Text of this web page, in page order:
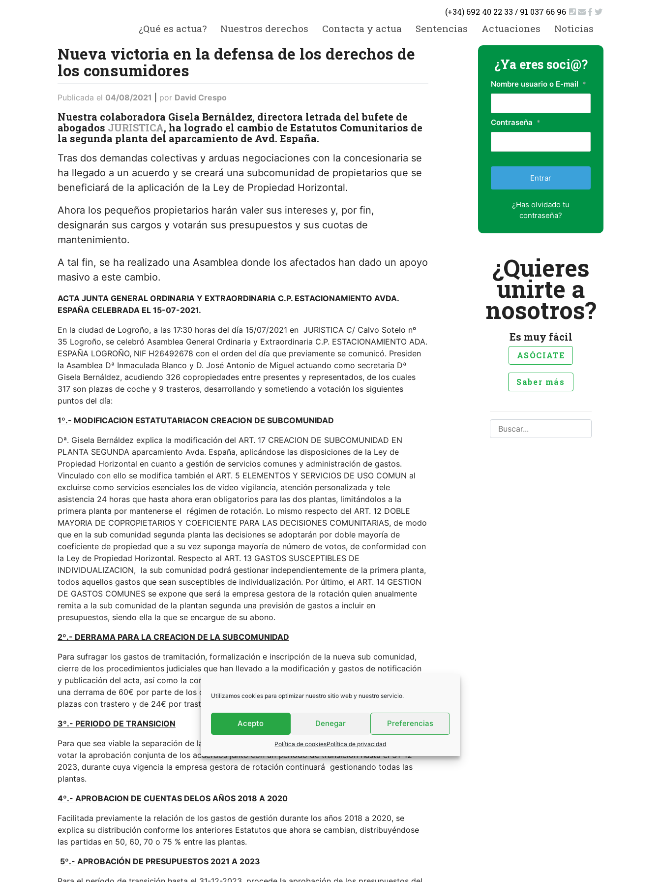
Utilizamos cookies para optimizar nuestro sitio web y nuestro servicio.
Acepto Denegar Preferencias
Política de cookiesPolítica de privacidad
(+34) 692 40 22 33 / 91 037 66 96
¿Qué es actua? Nuestros derechos Contacta y actua Sentencias Actuaciones Noticias
Nueva victoria en la defensa de los derechos de
los consumidores
Publicada el 04/08/2021 por David Crespo
Nuestra colaboradora Gisela Bernáldez, directora letrada del bufete de
abogados JURISTICA, ha logrado el cambio de Estatutos Comunitarios de
la segunda planta del aparcamiento de Avd. España.
Tras dos demandas colectivas y arduas negociaciones con la concesionaria se
ha llegado a un acuerdo y se creará una subcomunidad de propietarios que se
beneficiará de la aplicación de la Ley de Propiedad Horizontal.
Ahora los pequeños propietarios harán valer sus intereses y, por fin,
designarán sus cargos y votarán sus presupuestos y sus cuotas de
mantenimiento.
A tal fin, se ha realizado una Asamblea donde los afectados han dado un apoyo
masivo a este cambio.
ACTA JUNTA GENERAL ORDINARIA Y EXTRAORDINARIA C.P. ESTACIONAMIENTO AVDA.
ESPAÑA CELEBRADA EL 15-07-2021.
En la ciudad de Logroño, a las 17:30 horas del día 15/07/2021 en JURISTICA C/ Calvo Sotelo nº
35 Logroño, se celebró Asamblea General Ordinaria y Extraordinaria C.P. ESTACIONAMIENTO ADA.
ESPAÑA LOGROÑO, NIF H26492678 con el orden del día que previamente se comunicó. Presiden
la Asamblea Dª Inmaculada Blanco y D. José Antonio de Miguel actuando como secretaria Dª
Gisela Bernáldez, acudiendo 326 copropiedades entre presentes y representados, de los cuales
317 son plazas de coche y 9 trasteros, desarrollando y sometiendo a votación los siguientes
puntos del día:
1º.- MODIFICACION ESTATUTARIACON CREACION DE SUBCOMUNIDAD
Dª. Gisela Bernáldez explica la modificación del ART. 17 CREACION DE SUBCOMUNIDAD EN
PLANTA SEGUNDA aparcamiento Avda. España, aplicándose las disposiciones de la Ley de
Propiedad Horizontal en cuanto a gestión de servicios comunes y administración de gastos.
Vinculado con ello se modifica también el ART. 5 ELEMENTOS Y SERVICIOS DE USO COMUN al
excluirse como servicios esenciales los de video vigilancia, atención personalizada y tele
asistencia 24 horas que hasta ahora eran obligatorios para las dos plantas, limitándolos a la
primera planta por mantenerse el régimen de rotación. Lo mismo respecto del ART. 12 DOBLE
MAYORIA DE COPROPIETARIOS Y COEFICIENTE PARA LAS DECISIONES COMUNITARIAS, de modo
que en la sub comunidad segunda planta las decisiones se adoptarán por doble mayoría de
coeficiente de propiedad que a su vez suponga mayoría de número de votos, de conformidad con
la Ley de Propiedad Horizontal. Respecto al ART. 13 GASTOS SUSCEPTIBLES DE
INDIVIDUALIZACION, la sub comunidad podrá gestionar independientemente de la primera planta,
todos aquellos gastos que sean susceptibles de individualización. Por último, el ART. 14 GESTION
DE GASTOS COMUNES se expone que será la empresa gestora de la rotación quien anualmente
remita a la sub comunidad de la plantan segunda una previsión de gastos a incluir en
presupuestos, siendo ella la que se encargue de su abono.
2º.- DERRAMA PARA LA CREACION DE LA SUBCOMUNIDAD
Para sufragar los gastos de tramitación, formalización e inscripción de la nueva sub comunidad,
cierre de los procedimientos judiciales que han llevado a la modificación y gastos de notificación
y publicación del acta, así como la constitución de un Fondo de Reserva, se acuerda el abono de
una derrama de 60€ por parte de los copropietarios de plazas de garaje, de 76,80€ para las
plazas con trastero y de 24€ por trastero que estén en la segunda planta.
3º.- PERIODO DE TRANSICION
Para que sea viable la separación de las dos plantas y la creación de la sub comunidad se debe
votar la aprobación conjunta de los acuerdos junto con un periodo de transición hasta el 31-12-
2023, durante cuya vigencia la empresa gestora de rotación continuará gestionando todas las
plantas.
4º.- APROBACION DE CUENTAS DELOS AÑOS 2018 A 2020
Facilitada previamente la relación de los gastos de gestión durante los años 2018 a 2020, se
explica su distribución conforme los anteriores Estatutos que ahora se cambian, distribuyéndose
las partidas en 50, 60, 70 o 75 % entre las plantas.
5º.- APROBACIÓN DE PRESUPUESTOS 2021 A 2023
¿Ya eres soci@?
Nombre usuario o E-mail *
Contraseña *
¿Has olvidado tu
contraseña?
¿Quieres
unirte a
nosotros?
Es muy fácil
ASÓCIATE
Saber más